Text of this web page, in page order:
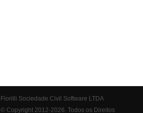
Fiorilli Sociedade Civil Software LTDA
© Copyright 2012-2026. Todos os Direitos